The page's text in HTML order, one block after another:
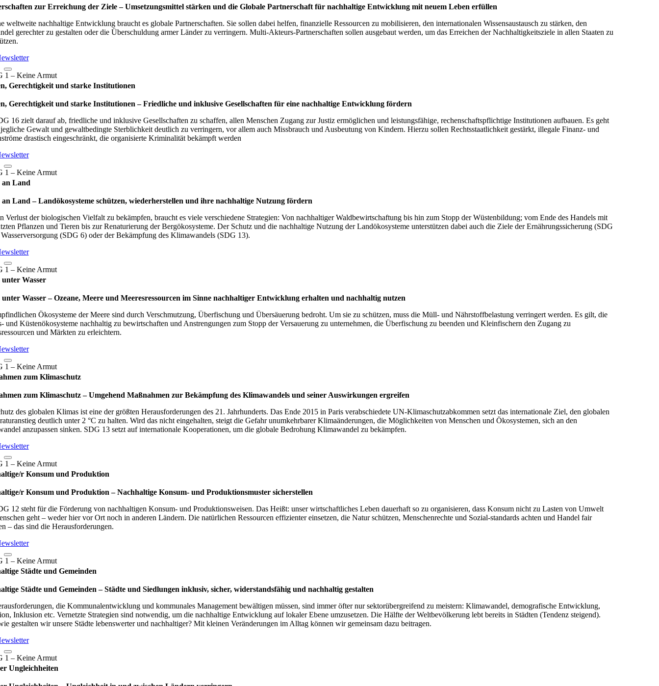
zur Erreichung der Ziele – Umset­zungs­mit­tel stär­ken und die Glo­bale Part­ner­schaft für nach­hal­tige Ent­wick­lung mit neuem Leben erfül­len
weltweite nachhaltige Entwicklung braucht es globale Partnerschaften. Sie sollen dabei helfen, finanzielle Ressourcen zu mobilisieren, den internationalen Wissensaustausch zu stärken, den
gerechter zu gestalten oder die Überschuldung armer Länder zu verringern. Multi-Akteurs-Partnerschaften sollen ausgebaut werden, um das Erreichen der Nachhaltigkeitsziele in allen Staaten zu
Gerechtigkeit und starke Institutionen
Gerechtigkeit und starke Institutionen – Fried­li­che und inklu­sive Gesell­schaf­ten für eine nach­hal­tige Ent­wick­lung för­dern
16 zielt darauf ab, friedliche und inklusive Gesellschaften zu schaffen, allen Menschen Zugang zur Justiz ermöglichen und leistungsfähige, rechenschaftspflichtige Institutionen aufbauen. Es geht
Gewalt und gewaltbedingte Sterblichkeit deutlich zu verringern, vor allem auch Missbrauch und Ausbeutung von Kindern. Hierzu sollen Rechtsstaatlichkeit gestärkt, illegale Finanz- und
drastisch eingeschränkt, die organisierte Kriminalität bekämpft werden
an Land
Land – Lan­d­öko­sys­teme schüt­zen, wie­der­her­stel­len und ihre nach­hal­tige Nut­zung för­dern
Verlust der biologischen Vielfalt zu bekämpfen, braucht es viele verschiedene Strategien: Von nachhaltiger Waldbewirtschaftung bis hin zum Stopp der Wüstenbildung; vom Ende des Handels mit
Pflanzen und Tieren bis zur Renaturierung der Bergökosysteme. Der Schutz und die nachhaltige Nutzung der Landökosysteme unterstützen dabei auch die Ziele der Ernährungssicherung (SDG
(SDG 6) oder der Bekämpfung des Klimawandels (SDG 13).
Wasser
Wasser – Oze­ane, Meere und Mee­res­res­sour­cen im Sinne nach­hal­ti­ger Ent­wick­lung erhal­ten und nach­hal­tig nut­zen
Ökosysteme der Meere sind durch Verschmutzung, Überfischung und Übersäuerung bedroht. Um sie zu schützen, muss die Müll- und Nährstoffbelastung verringert werden. Es gilt, die
und Küstenökosysteme nachhaltig zu bewirtschaften und Anstrengungen zum Stopp der Versauerung zu unternehmen, die Überfischung zu beenden und Kleinfischern den Zugang zu
und Märkten zu erleichtern.
zum Klimaschutz
zum Klimaschutz – Umge­hend Maß­nah­men zur Bekämp­fung des Kli­ma­wan­dels und sei­ner Aus­wir­kun­gen ergrei­fen
des globalen Klimas ist eine der größten Herausforderungen des 21. Jahrhunderts. Das Ende 2015 in Paris verabschiedete UN-Klimaschutzabkommen setzt das internationale Ziel, den globalen
deutlich unter 2 °C zu halten. Wird das nicht eingehalten, steigt die Gefahr unumkehrbarer Klimaänderungen, die Möglichkeiten von Menschen und Ökosystemen, sich an den
anzupassen sinken. SDG 13 setzt auf internationale Kooperationen, um die globale Bedrohung Klimawandel zu bekämpfen.
r Konsum und Produktion
r Konsum und Produktion – Nach­hal­tige Kon­sum- und Pro­duk­ti­ons­mus­ter sicher­stel­len
12 steht für die Förderung von nachhaltigen Konsum- und Produktionsweisen. Das Heißt: unser wirtschaftliches Leben dauerhaft so zu organisieren, dass Konsum nicht zu Lasten von Umwelt
geht – weder hier vor Ort noch in anderen Ländern. Die natürlichen Ressourcen effizienter einsetzen, die Natur schützen, Menschenrechte und Sozial-standards achten und Handel fair
– das sind die Herausforderungen.
Städte und Gemeinden
Städte und Gemeinden – Städte und Sied­lun­gen inklu­siv, sicher, wider­stands­fä­hig und nach­hal­tig gestal­ten
die Kommunalentwicklung und kommunales Management bewältigen müssen, sind immer öfter nur sektorübergreifend zu meistern: Klimawandel, demografische Entwicklung,
Inklusion etc. Vernetzte Strategien sind notwendig, um die nachhaltige Entwicklung auf lokaler Ebene umzusetzen. Die Hälfte der Weltbevölkerung lebt bereits in Städten (Tendenz steigend).
gestalten wir unsere Städte lebenswerter und nachhaltiger? Mit kleinen Veränderungen im Alltag können wir gemeinsam dazu beitragen.
Ungleichheiten